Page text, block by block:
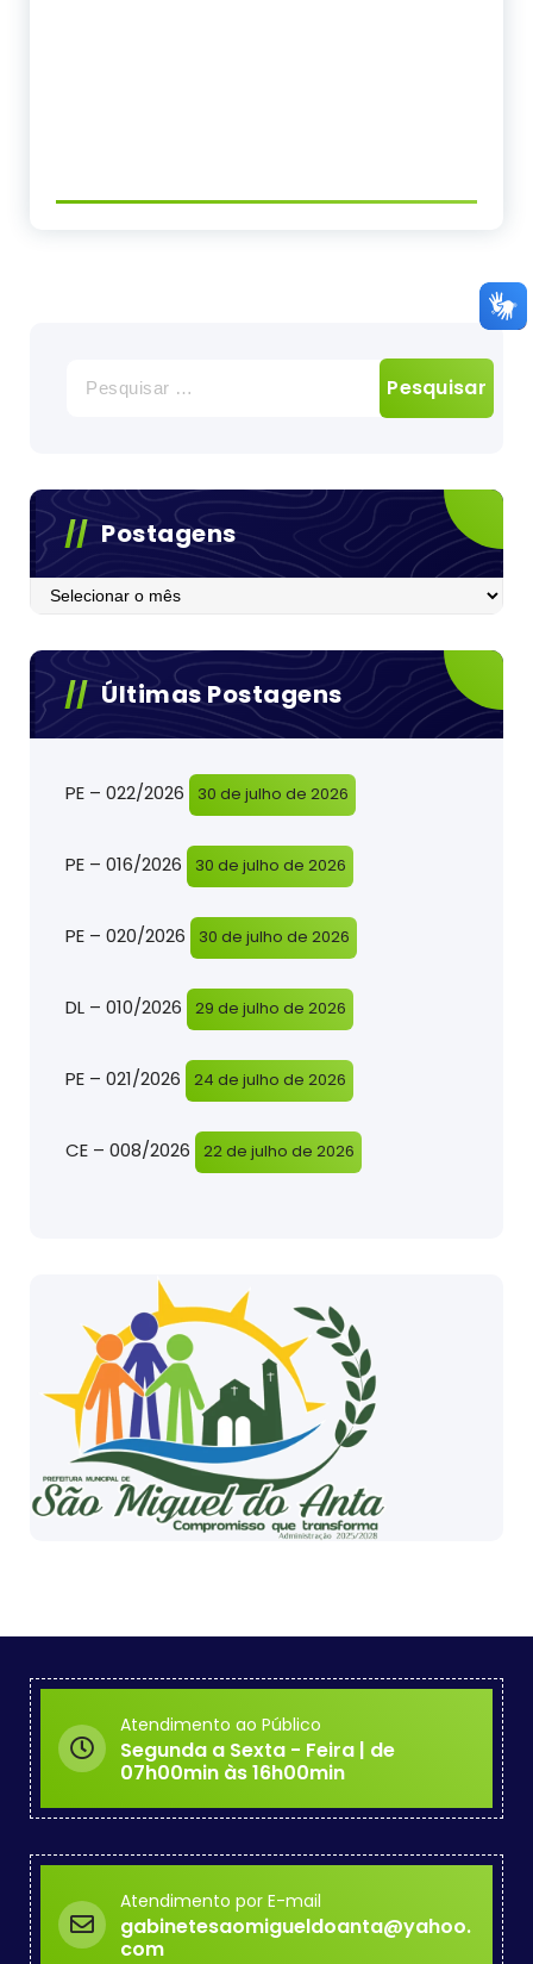
por:
Postagens
Postagens
Últimas Postagens
PE – 022/2026 30 de julho de 2026
PE – 016/2026 30 de julho de 2026
PE – 020/2026 30 de julho de 2026
DL – 010/2026 29 de julho de 2026
PE – 021/2026 24 de julho de 2026
CE – 008/2026 22 de julho de 2026
Atendimento ao Público
Segunda a Sexta - Feira | de
07h00min às 16h00min
Atendimento por E-mail
gabinetesaomigueldoanta@yahoo.
com